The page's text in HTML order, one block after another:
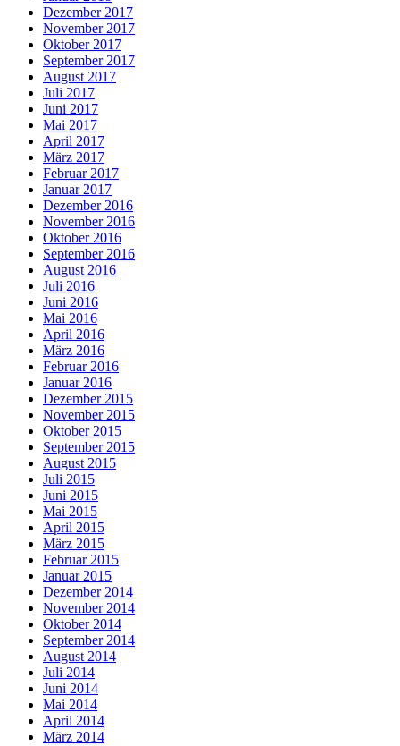
Dezember 2017
November 2017
Oktober 2017
September 2017
August 2017
Juli 2017
Juni 2017
Mai 2017
April 2017
März 2017
Februar 2017
Januar 2017
Dezember 2016
November 2016
Oktober 2016
September 2016
August 2016
Juli 2016
Juni 2016
Mai 2016
April 2016
März 2016
Februar 2016
Januar 2016
Dezember 2015
November 2015
Oktober 2015
September 2015
August 2015
Juli 2015
Juni 2015
Mai 2015
April 2015
März 2015
Februar 2015
Januar 2015
Dezember 2014
November 2014
Oktober 2014
September 2014
August 2014
Juli 2014
Juni 2014
Mai 2014
April 2014
März 2014